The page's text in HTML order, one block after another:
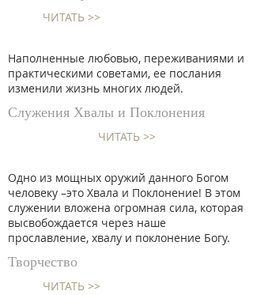
ЧИТАТЬ >>
Наполненные любовью, переживаниями и
практическими советами, ее послания
изменили жизнь многих людей.
Служения Хвалы и Поклонения
ЧИТАТЬ >>
Одно из мощных оружий данного Богом
человеку –это Хвала и Поклонение! В этом
служении вложена огромная сила, которая
высвобождается через наше
прославление, хвалу и поклонение Богу.
Творчество
ЧИТАТЬ >>